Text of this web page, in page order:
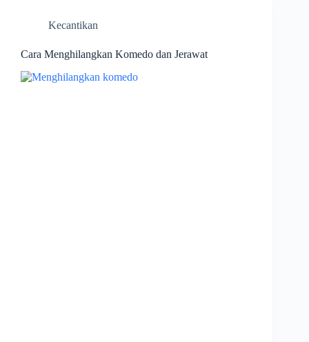
Kecantikan
Cara Menghilangkan Komedo dan Jerawat